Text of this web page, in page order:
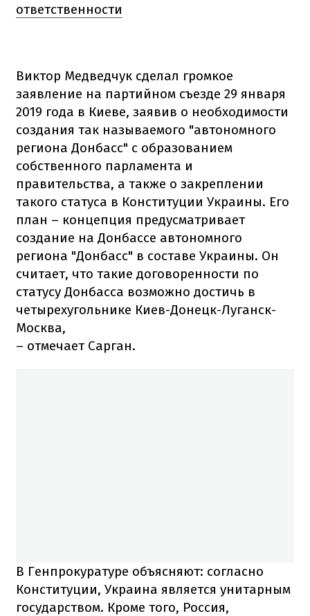
ответственности
Виктор Медведчук сделал громкое
заявление на партийном съезде 29 января
2019 года в Киеве, заявив о необходимости
создания так называемого "автономного
региона Донбасс" с образованием
собственного парламента и
правительства, а также о закреплении
такого статуса в Конституции Украины. Его
план – концепция предусматривает
создание на Донбассе автономного
региона "Донбасс" в составе Украины. Он
считает, что такие договоренности по
статусу Донбасса возможно достичь в
четырехугольнике Киев-Донецк-Луганск-
Москва,
– отмечает Сарган.
В Генпрокуратуре объясняют: согласно
Конституции, Украина является унитарным
государством. Кроме того, Россия,